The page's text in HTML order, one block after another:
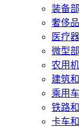
装备
奢侈品
医疗
微型
农用
建筑
乘用
铁路
卡车